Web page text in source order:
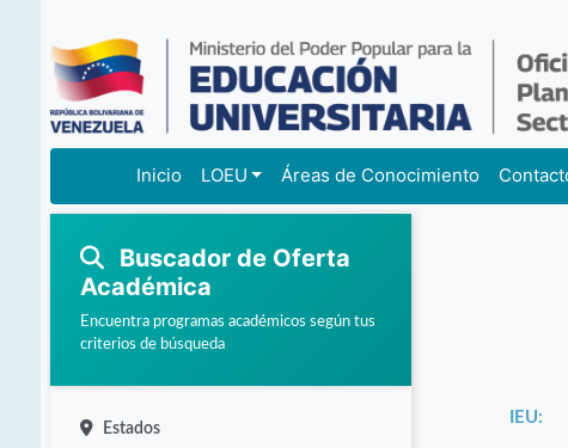
Inicio LOEU Áreas de Conocimiento
Buscador de Oferta
Académica
Encuentra programas académicos según tus
criterios de búsqueda
Estados
IEU: